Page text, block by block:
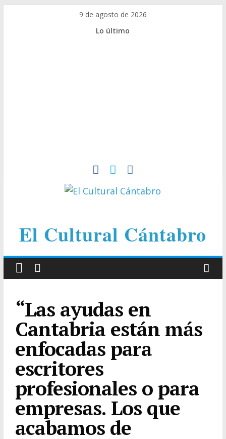
9 de agosto de 2026
Lo último
El Cultural Cántabro
“Las ayudas en
Cantabria están más
enfocadas para
escritores
profesionales o para
empresas. Los que
acabamos de